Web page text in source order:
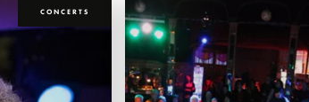
CONCERTS